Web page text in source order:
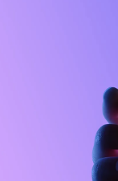
Mengusung
Wakil Bupati
yang
Menurutnya,
meningkatkan
kesejahteraan